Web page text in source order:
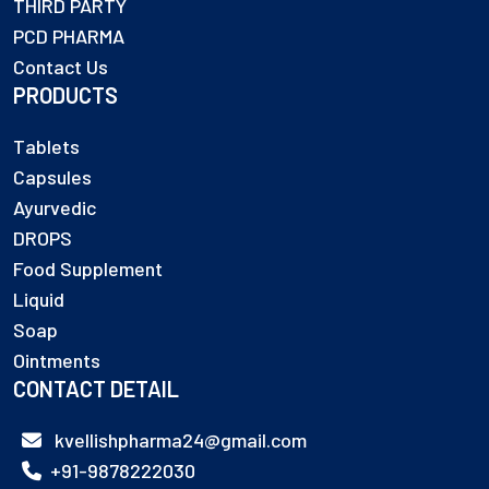
THIRD PARTY
PCD PHARMA
Contact Us
PRODUCTS
Tablets
Capsules
Ayurvedic
DROPS
Food Supplement
Liquid
Soap
Ointments
CONTACT DETAIL
kvellishpharma24@gmail.com
+91-9878222030